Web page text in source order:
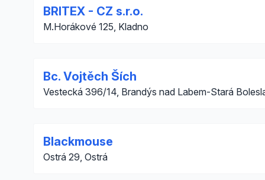
BRITEX - CZ s.r.o.
M.Horákové 125, Kladno
Bc. Vojtěch Ších
Vestecká 396/14, Brandýs nad Labem-Stará
Blackmouse
Ostrá 29, Ostrá